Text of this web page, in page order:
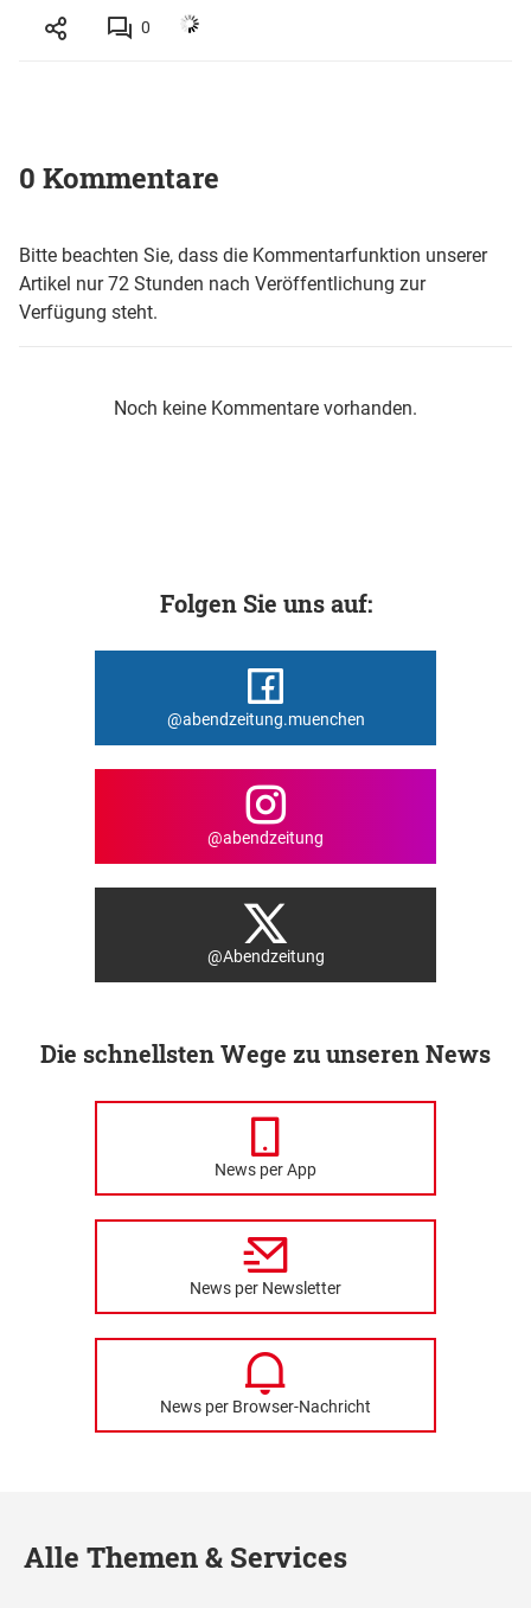
0
0 Kommentare
Bitte beachten Sie, dass die Kommentarfunktion unserer
Artikel nur 72 Stunden nach Veröffentlichung zur
Verfügung steht.
Noch keine Kommentare vorhanden.
Folgen Sie uns auf:
@abendzeitung.muenchen
@abendzeitung
@Abendzeitung
Die schnellsten Wege zu unseren News
News per App
News per Newsletter
News per Browser-Nachricht
Alle Themen & Services